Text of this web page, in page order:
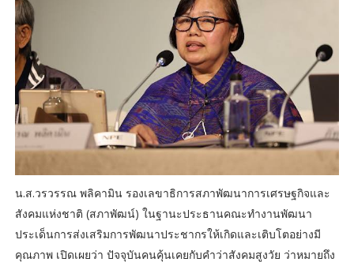
น.ส.วรวรรณ พลิคามิน รองเลขาธิการสภาพัฒนาการเศรษฐกิจและ
สังคมแห่งชาติ (สภาพัฒน์) ในฐานะประธานคณะทำงานพัฒนา
ประเด็นการส่งเสริมการพัฒนาประชากรให้เกิดและเติบโตอย่างมี
คุณภาพ เปิดเผยว่า ปัจจุบันคนคุ้นเคยกับคำว่าสังคมสูงวัย ว่าหมายถึง